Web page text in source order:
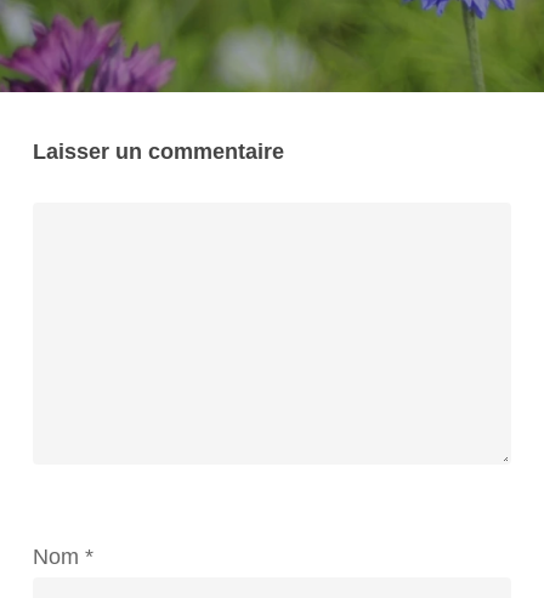
Laisser un commentaire
Nom *